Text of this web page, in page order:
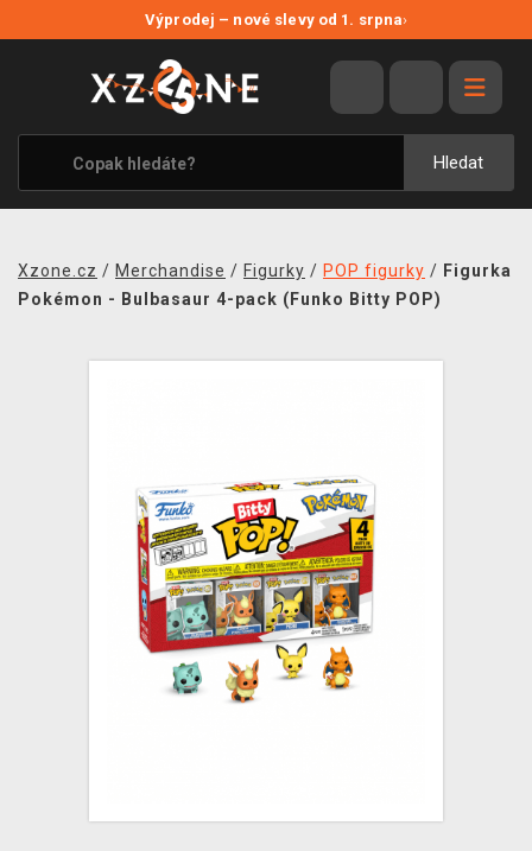
Výprodej – nové slevy od 1. srpna›
Hledat
VÝPRODEJ
VIDEOHRY
XZONE ORIGINALS
TÉMATIKY
MERCHANDISE
XZONE KLUB
TCG & BOARDGAME HUB
Xzone.cz / Merchandise / Figurky / POP figurky / Figurka
Pokémon - Bulbasaur 4-pack (Funko Bitty POP)